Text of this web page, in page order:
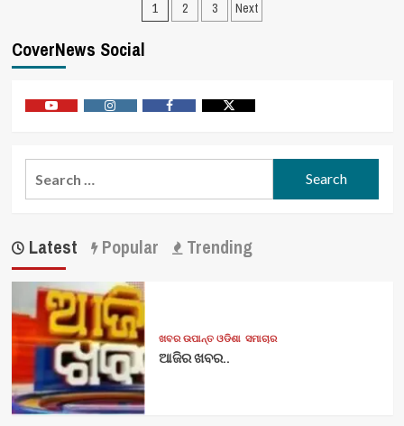
ଅନୁଷ୍ଠିତ
Posts
pagination
1 2 3 Next
CoverNews Social
Latest Popular Trending
ଖବର ଉପାନ୍ତ ଓଡିଶା ସମାଚାର
ଆଜିର ଖବର..